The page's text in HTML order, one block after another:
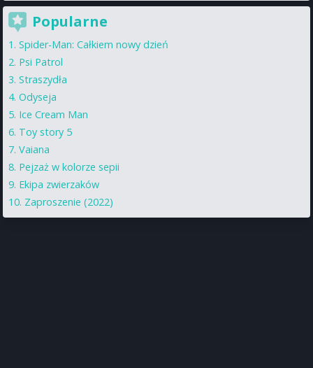
Popularne
Spider-Man: Całkiem nowy dzień
Psi Patrol
Straszydła
Odyseja
Ice Cream Man
Toy story 5
Vaiana
Pejzaż w kolorze sepii
Ekipa zwierzaków
Zaproszenie (2022)